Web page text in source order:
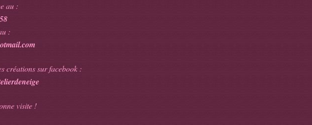
au :
:
créations sur facebook :
visite !